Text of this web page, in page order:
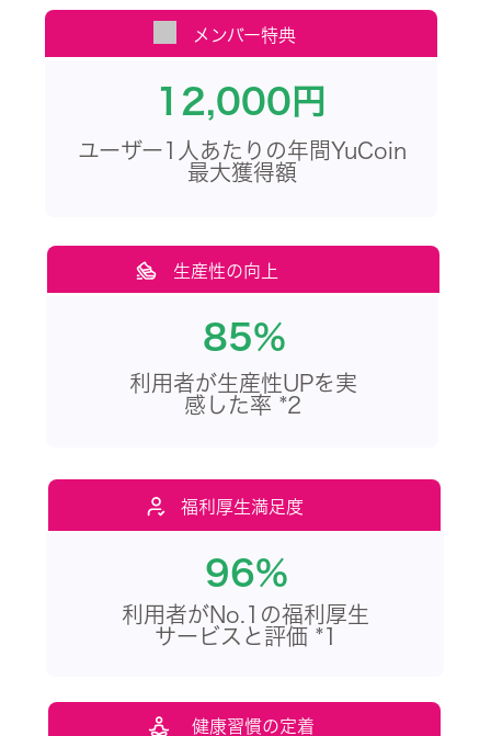
メンバー特典
12,000円
ユーザー1人あたりの年間YuCoin
最大獲得額
福利厚生満足度
96%
利用者がNo.1の福利厚生
サービスと評価 *1
健康習慣の定着
生産性の向上
85%
利用者が生産性UPを実
感した率 *2